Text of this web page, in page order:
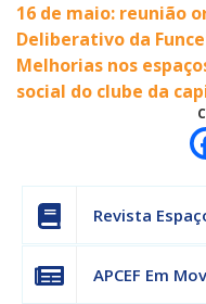
16 de maio: reunião
Deliberativo da
Melhorias nos
social do clube da
Revista
APCEF Em